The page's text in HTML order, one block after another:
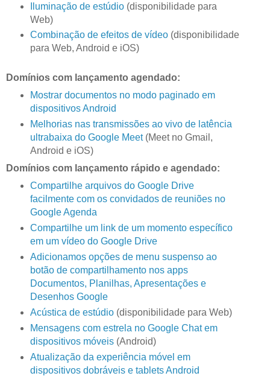
Iluminação de estúdio(disponibilidade para
Web)
Combinação de efeitos de vídeo(disponibilidade
para Web, Android e iOS)
Domínios com lançamento agendado:
Mostrar documentos no modo paginado em
dispositivos Android
Melhorias nas transmissões ao vivo de latência
ultrabaixa do Google Meet(Meet no Gmail,
Android e iOS)
Domínios com lançamento rápido e agendado:
Compartilhe arquivos do Google Drive
facilmente com os convidados de reuniões no
Google Agenda
Compartilhe um link de um momento específico
em um vídeo do Google Drive
Adicionamos opções de menu suspenso ao
botão de compartilhamento nos apps
Documentos, Planilhas, Apresentações e
Desenhos Google
Acústica de estúdio(disponibilidade para Web)
Mensagens com estrela no Google Chat em
dispositivos móveis(Android)
Atualização da experiência móvel em
dispositivos dobráveis e tablets Android